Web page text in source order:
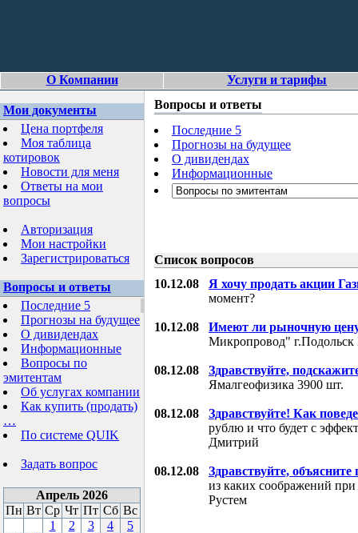
О Компании Услуги и тарифы
Мои документы
Цена портфеля
Моя таблица
котировок
Новости для меня
Ответы на мои
вопросы
Авторизация
Мои настройки
Зарегистрироваться
Вопросы и ответы
Последние 5
Прогнозы на будущее
О дивидендах
Информационные
Вопросы по
эмитентам
Об услугах компании
Как купить (продать)
…
По системе QUIK
Задать вопрос
Апрель 2026
Пн Вт Ср Чт Пт Сб Вс
1
2 3 4
5
Вопросы и ответы
Последние 5
Прогнозы на будущее
О дивидендах
Информационные
Список вопросов
10.12.08 Я хочу продать акции
момент?
10.12.08
Имеют ли рыночную
Микропровод"
08.12.08
Здравствуйте,
Ямалгеофизика 3900 шт.
08.12.08
Здравствуйте! Как
рублю и что будет с
Дмитрий
08.12.08
Здравствуйте, объясните
из каких соображений
Рустем